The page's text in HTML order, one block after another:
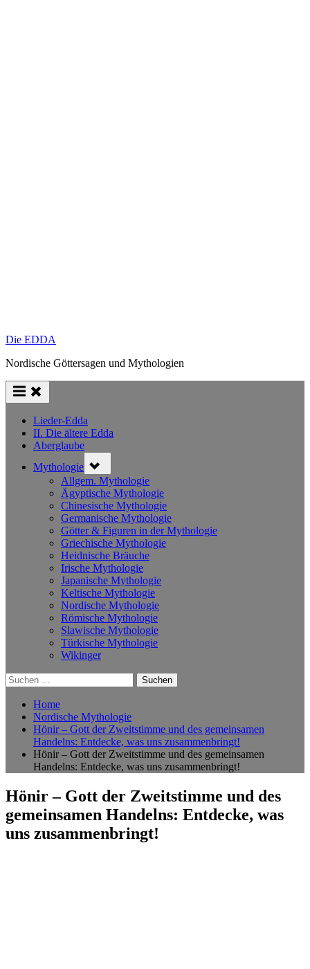
Die EDDA
Nordische Göttersagen und Mythologien
Lieder-Edda
II. Die ältere Edda
Aberglaube
Mythologie sub-
menu
Allgem. Mythologie
Ägyptische Mythologie
Chinesische Mythologie
Germanische Mythologie
Götter & Figuren in der Mythologie
Griechische Mythologie
Heidnische Bräuche
Irische Mythologie
Japanische Mythologie
Keltische Mythologie
Nordische Mythologie
Römische Mythologie
Slawische Mythologie
Türkische Mythologie
Wikinger
Suchen
nach:
Home
Nordische Mythologie
Hönir – Gott der Zweitstimme und des gemeinsamen
Handelns: Entdecke, was uns zusammenbringt!
Hönir – Gott der Zweitstimme und des gemeinsamen
Handelns: Entdecke, was uns zusammenbringt!
Hönir – Gott der Zweitstimme und des
gemeinsamen Handelns: Entdecke, was
uns zusammenbringt!